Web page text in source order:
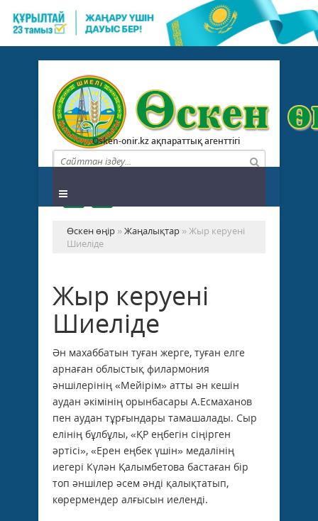
Osken-onir.kz ақпараттық агенттігі
Өскен өңір »Жаңалықтар » Жыр керуені
Шиеліде
Жыр керуені
Шиеліде
Ән махаббатын туған жерге, туған елге
арнаған облыстық филармония
әншілерінің «Мейірім» атты ән кешін
аудан әкімінің орынбасары А.Есмаханов
пен аудан тұрғындары тамашалады. Сыр
елінің бұлбұлы, «ҚР еңбегін сіңірген
әртісі», «Ерен еңбек үшін» медалінің
иегері Күлән Қалымбетова бастаған бір
топ әншілер әсем әнді қалықтатып,
көрермендер алғысын иеленді.